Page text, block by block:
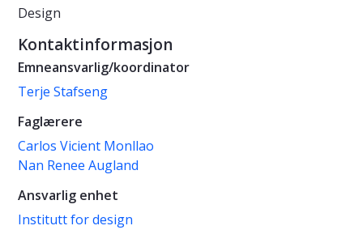
Design
Kontaktinformasjon
Emneansvarlig/koordinator
Terje Stafseng
Faglærere
Carlos Vicient Monllao
Nan Renee Augland
Ansvarlig enhet
Institutt for design